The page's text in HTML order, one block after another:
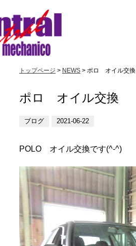
トップページ > NEWS > ポロ オイル交換
ポロ オイル交換
ブログ 2021-06-22
POLO オイル交換です(^-^)